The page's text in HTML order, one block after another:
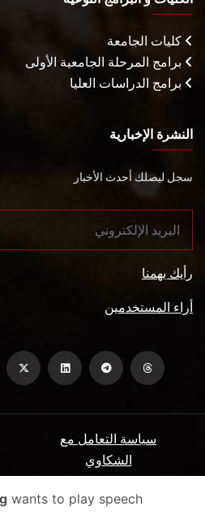
كليات الجامعة
برامج المرحلة الجامعية الأولى
برامج الدراسات العليا
النشرة الإخبارية
سجل ليصلك أحدث الأخبار
رأيك يهمنا
أراء المستخدمين
سياسة التعامل مع
الشكاوي
ميثاق المتعاملين
wants to play speech